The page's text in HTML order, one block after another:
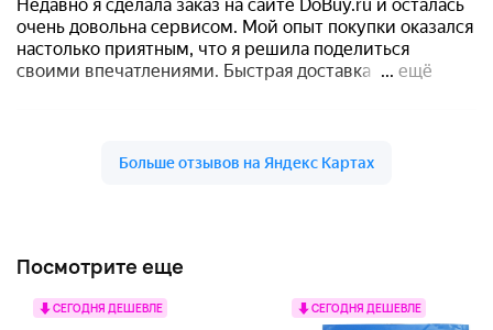
Посмотрите еще
СЕГОДНЯ ДЕШЕВЛЕ СЕГОДНЯ ДЕШЕВЛЕ